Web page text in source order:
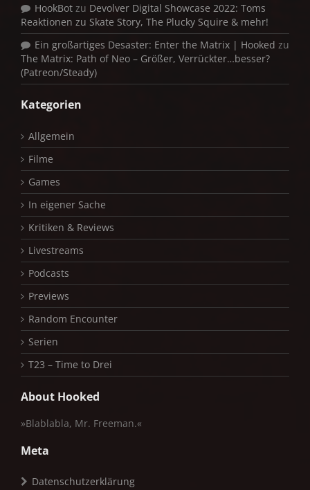
HookBot zu Devolver Digital Showcase 2022: Toms
Reaktionen zu Skate Story, The Plucky Squire & mehr!
Ein großartiges Desaster: Enter the Matrix | Hooked zu
The Matrix: Path of Neo – Größer, Verrückter…besser?
(Patreon/Steady)
Kategorien
Allgemein
Filme
Games
In eigener Sache
Kritiken & Reviews
Livestreams
Podcasts
Previews
Random Encounter
Serien
T23 – Time to Drei
About Hooked
»Blablabla, Mr. Freeman.«
Meta
Datenschutzerklärung